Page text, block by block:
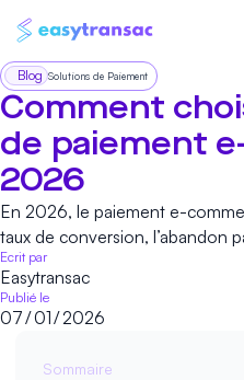
Blog Solutions de Paiement
Comment
de paiement
2026
En 2026, le paiement e-
taux de conversion, l’abandon
Ecrit par
Easytransac
Publié le
07/01/2026
Sommaire